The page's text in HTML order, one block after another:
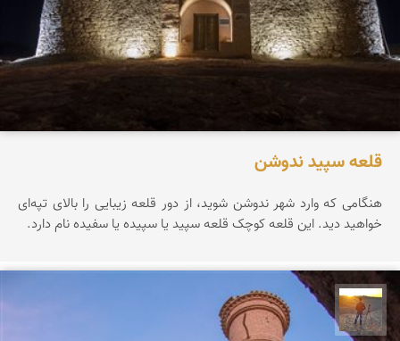
قلعه سپید ندوشن
هنگامی که وارد شهر ندوشن شوید، از دور قلعه زیبایی را بالای تپه‌ای
خواهید دید. این قلعه کوچک قلعه سپید یا سپیده یا سفیده نام دارد.
مهدی مخلصیان